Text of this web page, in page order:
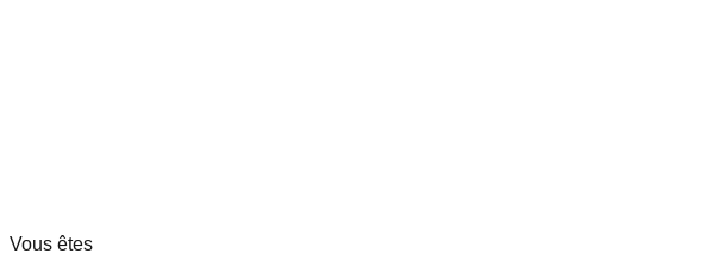
Vous êtes